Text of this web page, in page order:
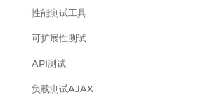
性能测试工具
可扩展性测试
API测试
负载测试AJAX